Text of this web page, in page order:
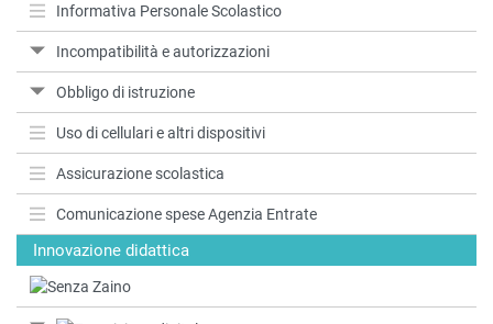
Informativa Personale Scolastico
Incompatibilità e autorizzazioni
Obbligo di istruzione
Uso di cellulari e altri dispositivi
Assicurazione scolastica
Comunicazione spese Agenzia Entrate
Innovazione didattica